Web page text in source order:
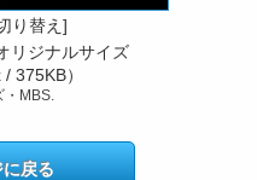
り替え]
リジナルサイズ
375KB）
・MBS.
戻る